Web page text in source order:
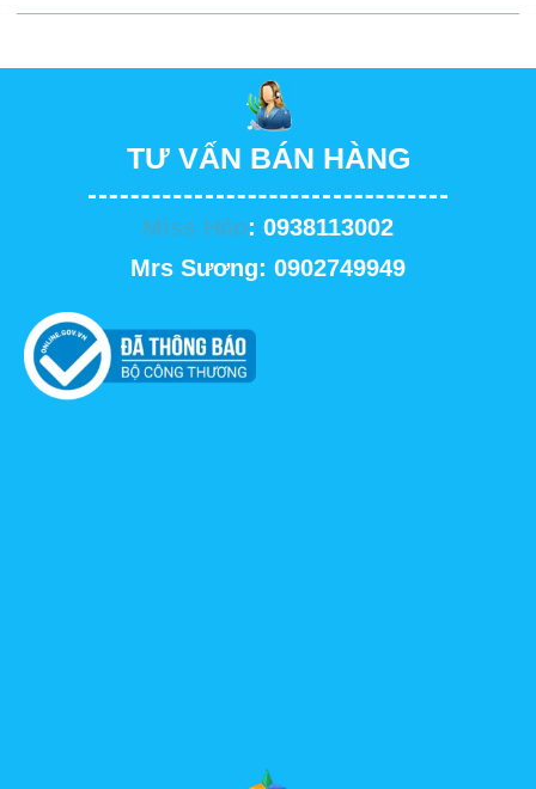
TƯ VẤN BÁN HÀNG
Miss Hảo: 0938113002
Mrs Sương: 0902749949